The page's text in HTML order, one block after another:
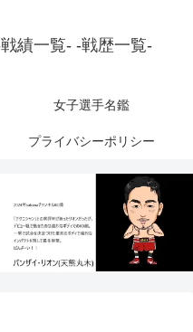
績一覧- -戦歴一覧-
女子選手名鑑
プライバシーポリシー